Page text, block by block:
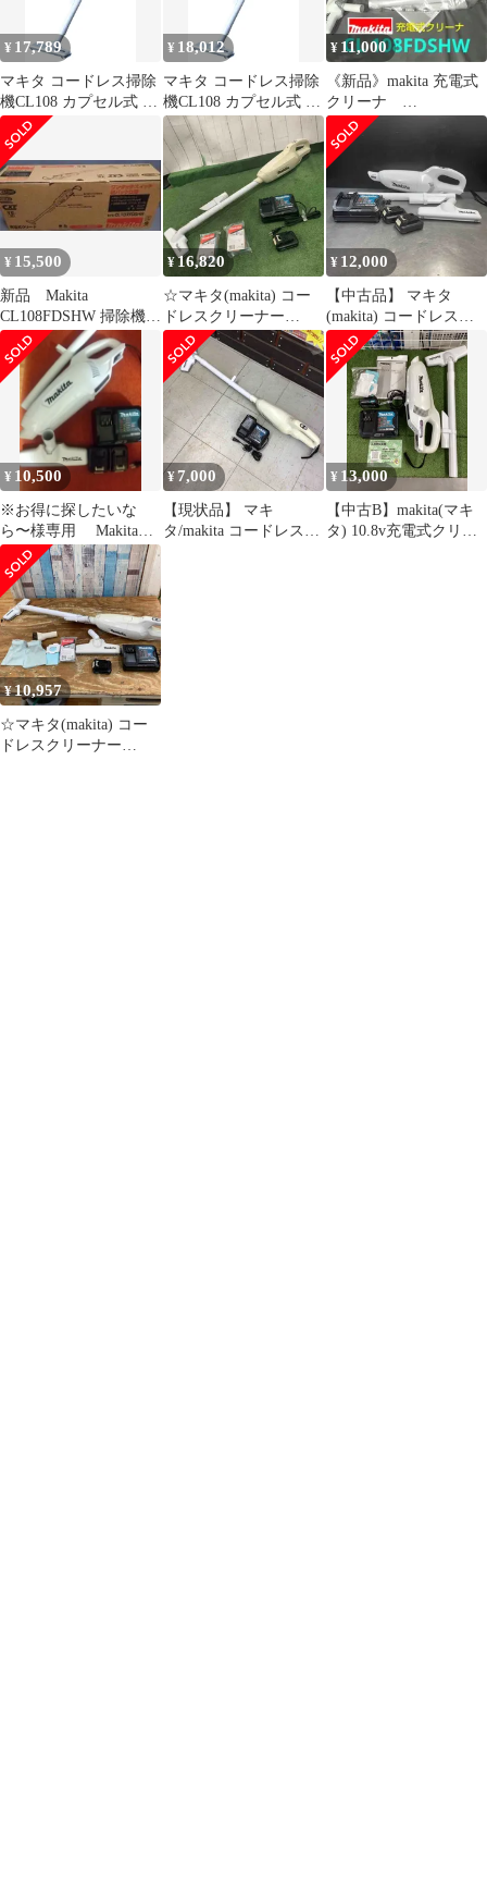
¥ 17,789
マキタ コードレス掃除
機CL108 カプセル式 標
準25分稼働／充電22分
軽量定番モデル 10.8V
バッテリ充電器付
CL108FDSHW 0
¥ 18,012
マキタ コードレス掃除
機CL108 カプセル式 標
準25分稼働／充電22分
軽量定番モデル 10.8V
バッテリ充電器付
CL108FDSHW 1
¥ 11,000
《新品》makita 充電式
クリーナ
CL108FDSHW バッテ
リ・充電器付
¥ 15,500
新品 Makita
CL108FDSHW 掃除機
充電器付き
¥16,820
☆マキタ(makita) コー
ドレスクリーナー
CL107FDSHW 10.8V 動
作確認済【川口店】
¥ 12,000
【中古品】 マキタ
(makita) コードレスク
リーナー CL108FDSHW
バッテリー2個付き
【東大和店】
¥ 10,500
※お得に探したいな
ら〜様専用 Makita
CL107FD ※バッテリー
2個
¥ 7,000
【現状品】 マキ
タ/makita コードレスク
¥ 13,000
【中古B】makita(マキ
タ) 10.8v充電式クリー
¥10,957
☆マキタ(makita) コー
ドレスクリーナー